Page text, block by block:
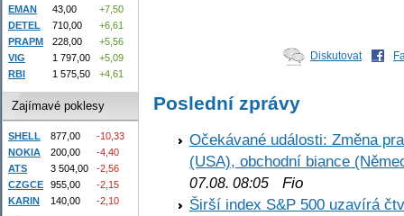
Diskutovat
Poslední zprávy
Očekávané události: Změna
(USA), obchodní biance
07.08. 08:05 Fio
Širší index S&P 500 uzavírá
EMAN 43,00
+7,50
DETEL
710,00
+6,61
PRAPM
228,00
+5,56
VIG
1 797,00
+5,09
RBI
1 575,50 +4,61
Zajímavé poklesy
SHELL 877,00
-10,33
NOKIA
200,00
-4,40
ATS
3 504,00
-2,56
CZGCE
955,00
-2,15
KARIN
140,00 -2,10